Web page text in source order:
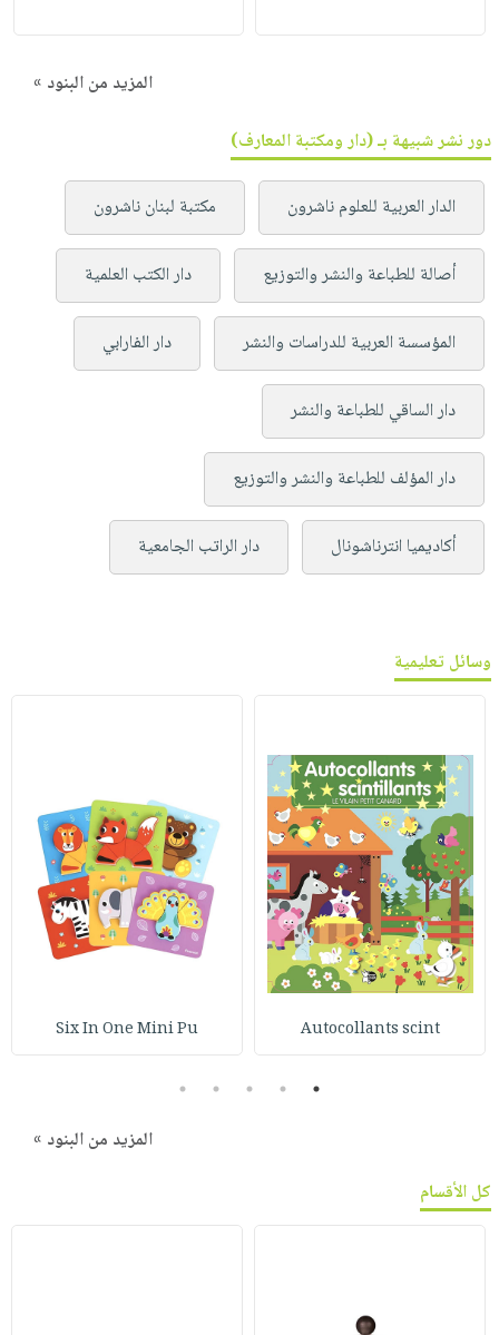
المزيد من البنود »
دور نشر شبيهة بـ (دار ومكتبة المعارف)
الدار العربية للعلوم ناشرون مكتبة لبنان ناشرون
أصالة للطباعة والنشر والتوزيع دار الكتب العلمية
المؤسسة العربية للدراسات والنشر دار الفارابي
دار الساقي للطباعة والنشر
دار المؤلف للطباعة والنشر والتوزيع
أكاديميا انترناشونال دار الراتب الجامعية
وسائل تعليمية
Autocollants scint
Six In One Mini Pu
1
2
3
4
5
المزيد من البنود »
كل الأقسام